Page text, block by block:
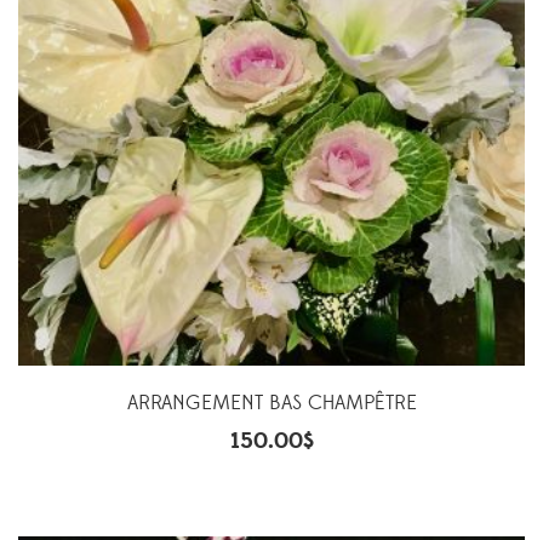
ARRANGEMENT BAS CHAMPÊTRE
150.00$